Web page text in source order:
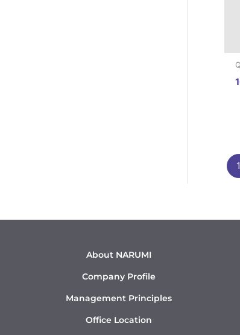
1
About NARUMI
Company Profile
Management Principles
Office Location